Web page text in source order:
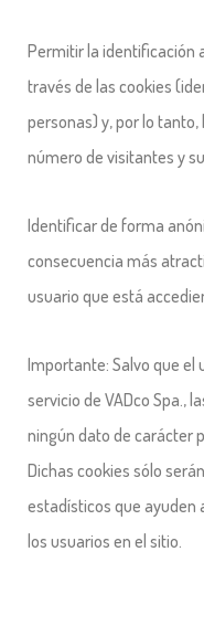
Permitir la identificación
través de las cookies
personas) y, por lo
número de visitantes y
Identificar de forma
consecuencia más
usuario que está
Importante: Salvo que el
servicio de VADco Spa.,
ningún dato de carácter
Dichas cookies sólo
estadísticos que ayuden
los usuarios en el sitio.